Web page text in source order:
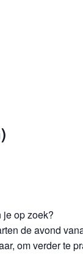
je op zoek?
de avond
om verder te